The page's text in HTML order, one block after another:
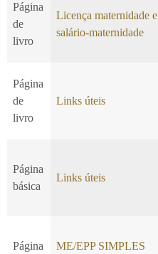
Página
de
livro
Licença maternidade e
salário-maternidade
Página
de
livro
Links úteis
Página
básica
Links úteis
Página ME/EPP SIMPLES